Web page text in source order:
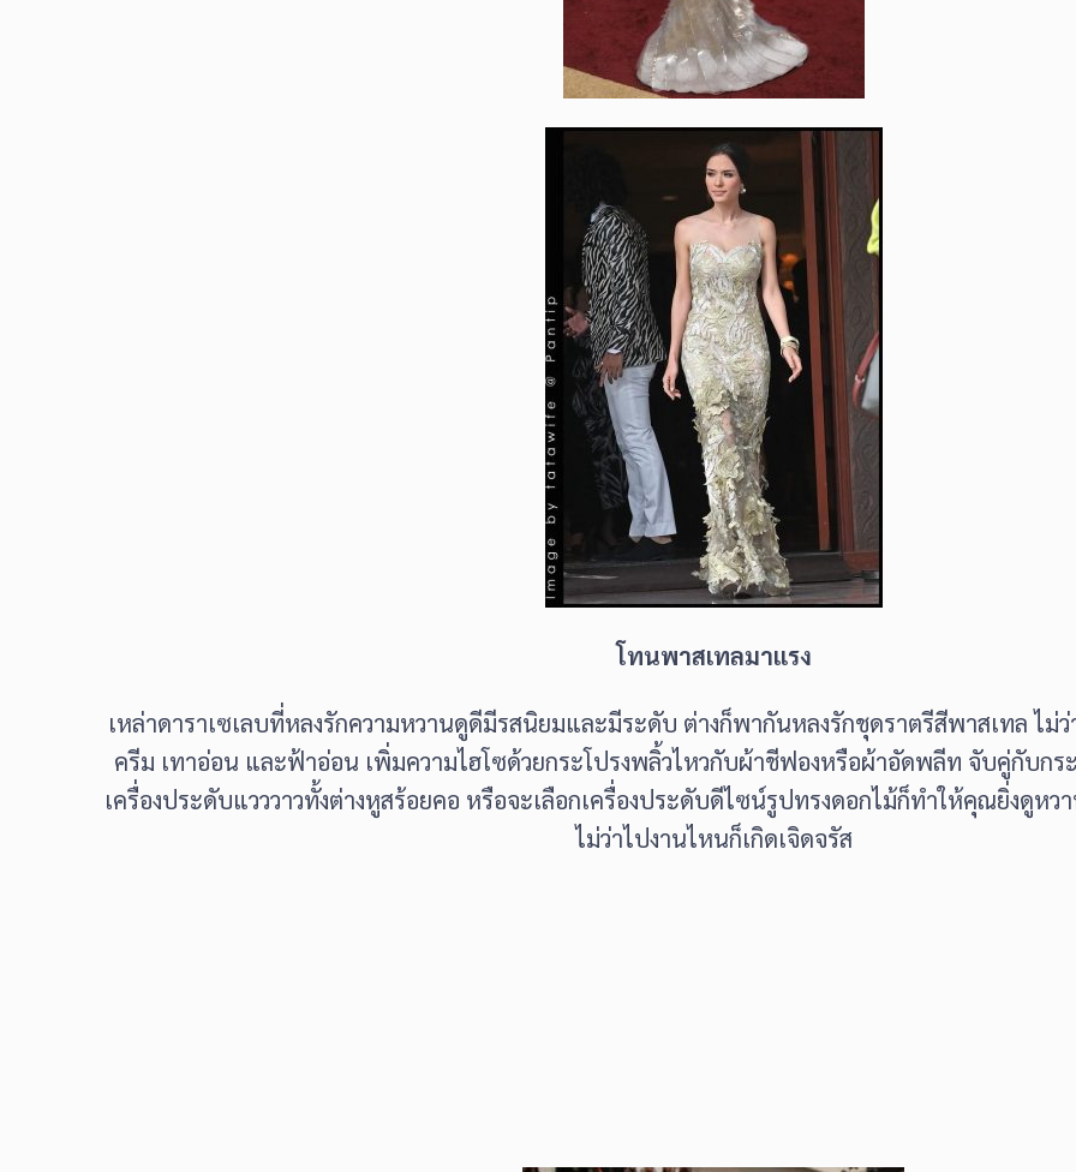
โทนพาสเทลมาแรง
เหล่าดาราเซเลบที่หลงรักความหวานดูดีมีรสนิยมและมีระดับ ต่างก็พากันหลงรักชุดราตรีสีพาสเทล ไม่
ครีม เทาอ่อน และฟ้าอ่อน เพิ่มความไฮโซด้วยกระโปรงพลิ้วไหวกับผ้าชีฟองหรือผ้าอัดพลีท จับคู่กับกระ
เครื่องประดับแวววาวทั้งต่างหูสร้อยคอ หรือจะเลือกเครื่องประดับดีไซน์รูปทรงดอกไม้ก็ทำให้คุณยิ่งดูหว
ไม่ว่าไปงานไหนก็เกิดเจิดจรัส